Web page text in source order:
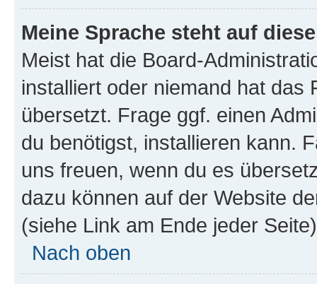
Meine Sprache steht auf
Meist hat die Board-
installiert oder niemand hat das
übersetzt. Frage ggf. einen
du benötigst, installieren kann.
uns freuen, wenn du es
dazu können auf der Website
(siehe Link am Ende jeder
Nach oben